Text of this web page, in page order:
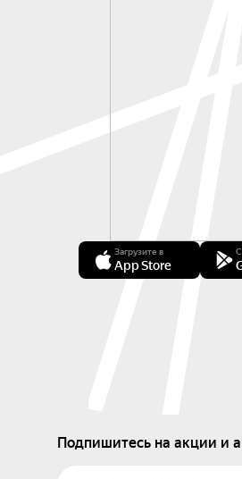
Загрузите в
App Store
Подпишитесь на акции и